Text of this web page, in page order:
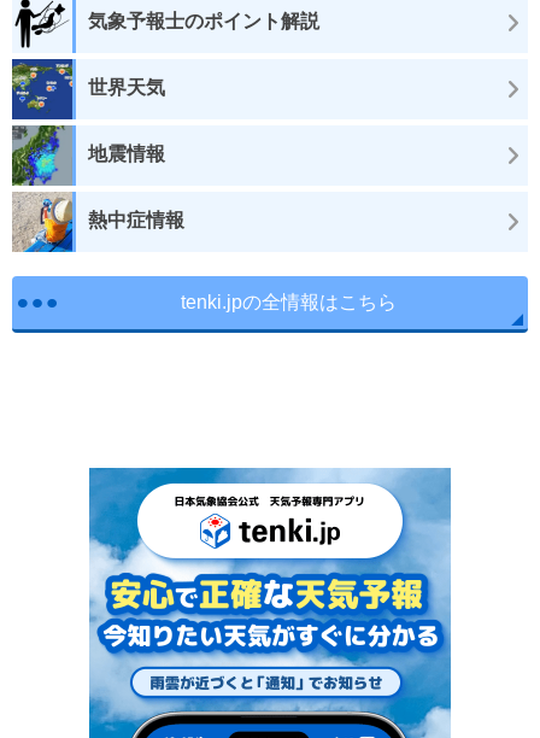
気象予報士のポイント解説
世界天気
地震情報
熱中症情報
tenki.jpの全情報はこちら